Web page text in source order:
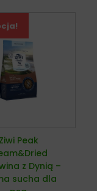
Ziwi Peak
z Dynią –
sucha dla